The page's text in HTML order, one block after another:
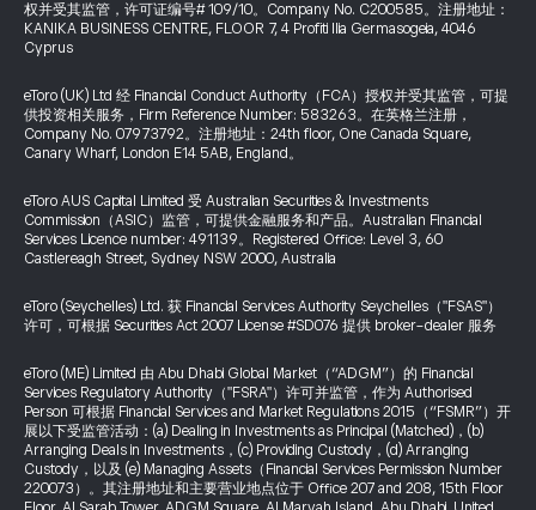
权并受其监管，许可证编号# 109/10。Company No. C200585。注册地址：
KANIKA BUSINESS CENTRE, FLOOR 7, 4 Profiti Ilia Germasogeia, 4046
Cyprus
eToro (UK) Ltd 经 Financial Conduct Authority（FCA）授权并受其监管，可提
供投资相关服务，Firm Reference Number: 583263。在英格兰注册，
Company No. 07973792。注册地址：24th floor, One Canada Square,
Canary Wharf, London E14 5AB, England。
eToro AUS Capital Limited 受 Australian Securities & Investments
Commission（ASIC）监管，可提供金融服务和产品。Australian Financial
Services Licence number: 491139。Registered Office: Level 3, 60
Castlereagh Street, Sydney NSW 2000, Australia
eToro (Seychelles) Ltd. 获 Financial Services Authority Seychelles（"FSAS"）
许可，可根据 Securities Act 2007 License #SD076 提供 broker-dealer 服务
eToro (ME) Limited 由 Abu Dhabi Global Market（“ADGM”）的 Financial
Services Regulatory Authority（"FSRA"）许可并监管，作为 Authorised
Person 可根据 Financial Services and Market Regulations 2015（“FSMR”）开
展以下受监管活动：(a) Dealing in Investments as Principal (Matched)，(b)
Arranging Deals in Investments，(c) Providing Custody，(d) Arranging
Custody，以及 (e) Managing Assets（Financial Services Permission Number
220073）。其注册地址和主要营业地点位于 Office 207 and 208, 15th Floor